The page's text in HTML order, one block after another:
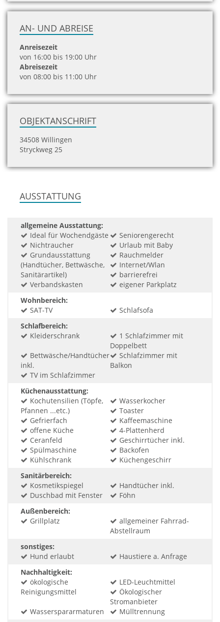
AN- UND ABREISE
Anreisezeit
von 16:00 bis 19:00 Uhr
Abreisezeit
von 08:00 bis 11:00 Uhr
OBJEKTANSCHRIFT
34508 Willingen
Stryckweg 25
AUSSTATTUNG
allgemeine Ausstattung:
Ideal für Wochendgäste
Seniorengerecht
Nichtraucher
Urlaub mit Baby
Grundausstattung
(Handtücher, Bettwäsche,
Sanitärartikel)
Rauchmelder
Internet/Wlan
barrierefrei
Verbandskasten
eigener Parkplatz
Wohnbereich:
SAT-TV
Schlafsofa
Schlafbereich:
Kleiderschrank
1 Schlafzimmer mit
Doppelbett
Bettwäsche/Handtücher
inkl.
Schlafzimmer mit
Balkon
TV im Schlafzimmer
Küchenausstattung:
Kochutensilien (Töpfe,
Pfannen ...etc.)
Wasserkocher
Toaster
Gefrierfach
Kaffeemaschine
offene Küche
4-Plattenherd
Ceranfeld
Geschirrtücher inkl.
Spülmaschine
Backofen
Kühlschrank
Küchengeschirr
Sanitärbereich:
Kosmetikspiegel
Handtücher inkl.
Duschbad mit Fenster
Föhn
Außenbereich:
Grillplatz
allgemeiner Fahrrad-
Abstellraum
sonstiges:
Hund erlaubt
Haustiere a. Anfrage
Nachhaltigkeit:
ökologische
Reinigungsmittel
LED-Leuchtmittel
Ökologischer
Stromanbieter
Wasserspararmaturen
Mülltrennung